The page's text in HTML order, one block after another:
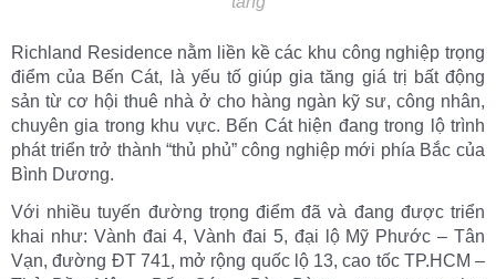
Richland Residence nằm liền kề các khu công nghiệp trọng
điểm của Bến Cát, là yếu tố giúp gia tăng giá trị bất động
sản từ cơ hội thuê nhà ở cho hàng ngàn kỹ sư, công nhân,
chuyên gia trong khu vực. Bến Cát hiện đang trong lộ trình
phát triển trở thành “thủ phủ” công nghiệp mới phía Bắc của
Bình Dương.
Với nhiều tuyến đường trọng điểm đã và đang được triển
khai như: Vành đai 4, Vành đai 5, đại lộ Mỹ Phước – Tân
Vạn, đường ĐT 741, mở rộng quốc lộ 13, cao tốc TP.HCM –